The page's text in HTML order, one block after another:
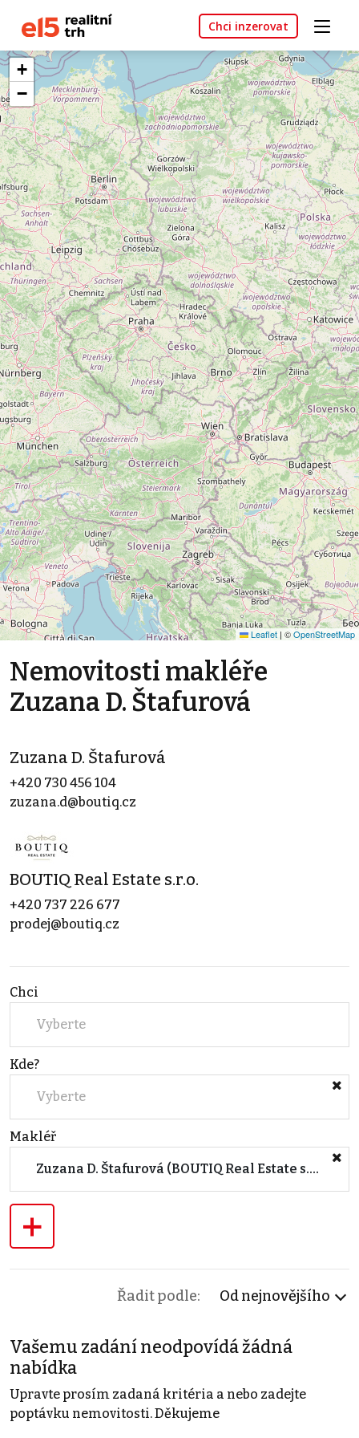
Chci inzerovat
+
−
Leaflet | ©OpenStreetMap
Nemovitosti makléře
Zuzana D. Štafurová
Zuzana D. Štafurová
+420 730 456 104
zuzana.d@boutiq.cz
BOUTIQ Real Estate s.r.o.
+420 737 226 677
prodej@boutiq.cz
Chci
Vyberte
Kde?
Vyberte
Makléř
Zuzana D. Štafurová (BOUTIQ Real Estate s.r.o.)
+
Řadit podle: Od nejnovějšího
Vašemu zadání neodpovídá žádná
nabídka
Upravte prosím zadaná kritéria a nebo zadejte
poptávku nemovitosti. Děkujeme